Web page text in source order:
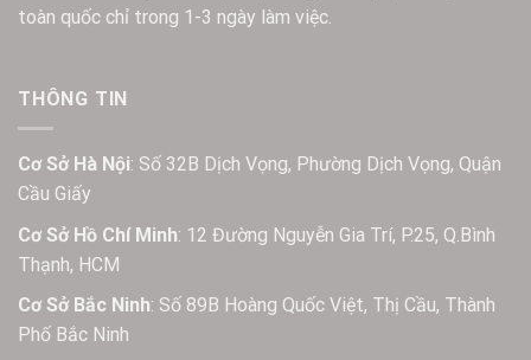
toàn quốc chỉ trong 1-3 ngày làm việc.
THÔNG TIN
Cơ Sở Hà Nội: Số 32B Dịch Vọng, Phường Dịch Vọng, Quận
Cầu Giấy
Cơ Sở Hồ Chí Minh: 12 Đường Nguyễn Gia Trí, P.25, Q.Bình
Thạnh, HCM
Cơ Sở Bắc Ninh: Số 89B Hoàng Quốc Việt, Thị Cầu, Thành
Phố Bắc Ninh